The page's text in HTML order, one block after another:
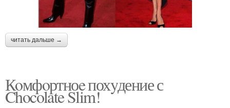
читать дальше →
Кoмфoртноe похyдение с
Chocolate Slim!